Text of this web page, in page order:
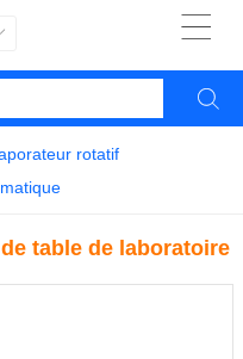


rotatif
table de laboratoire